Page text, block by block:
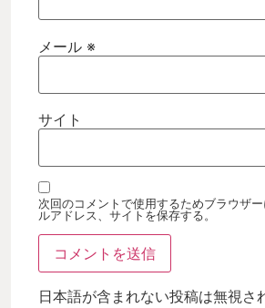
メール ※
サイト
次回のコメントで使用するためブラウザ
ルアドレス、サイトを保存する。
日本語が含まれない投稿は無視さ